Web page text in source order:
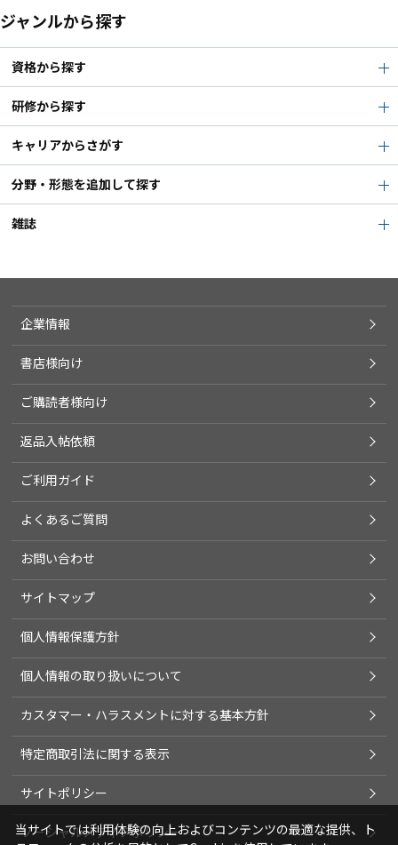
ジャンルから探す
資格から探す
研修から探す
キャリアからさがす
分野・形態を追加して探す
雑誌
企業情報
書店様向け
ご購読者様向け
返品入帖依頼
ご利用ガイド
よくあるご質問
お問い合わせ
サイトマップ
個人情報保護方針
個人情報の取り扱いについて
カスタマー・ハラスメントに対する基本方針
特定商取引法に関する表示
サイトポリシー
ソーシャルメディアポリシー
当サイトでは利用体験の向上およびコンテンツの最適な提供、ト